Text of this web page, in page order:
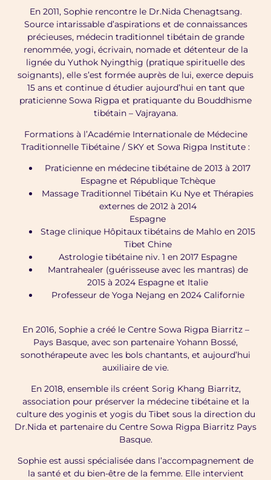
En 2011, Sophie rencontre le Dr.Nida Chenagtsang.
Source intarissable d’aspirations et de connaissances
précieuses, médecin traditionnel tibétain de grande
renommée, yogi, écrivain, nomade et détenteur de la
lignée du Yuthok Nyingthig (pratique spirituelle des
soignants), elle s’est formée auprès de lui, exerce depuis
15 ans et continue d étudier aujourd’hui en tant que
praticienne Sowa Rigpa et pratiquante du Bouddhisme
tibétain – Vajrayana.
Formations à l’Académie Internationale de Médecine
Traditionnelle Tibétaine / SKY et Sowa Rigpa Institute :
Praticienne en médecine tibétaine de 2013 à 2017
Espagne et République Tchèque
Massage Traditionnel Tibétain Ku Nye et Thérapies
externes de 2012 à 2014
Espagne
Stage clinique Hôpitaux tibétains de Mahlo en 2015
Tibet Chine
Astrologie tibétaine niv. 1 en 2017 Espagne
Mantrahealer (guérisseuse avec les mantras) de
2015 à 2024 Espagne et Italie
Professeur de Yoga Nejang en 2024 Californie
En 2016, Sophie a créé le Centre Sowa Rigpa Biarritz –
Pays Basque, avec son partenaire Yohann Bossé,
sonothérapeute avec les bols chantants, et aujourd’hui
auxiliaire de vie.
En 2018, ensemble ils créent Sorig Khang Biarritz,
association pour préserver la médecine tibétaine et la
culture des yoginis et yogis du Tibet sous la direction du
Dr.Nida et partenaire du Centre Sowa Rigpa Biarritz Pays
Basque.
Sophie est aussi spécialisée dans l’accompagnement de
la santé et du bien-être de la femme. Elle intervient